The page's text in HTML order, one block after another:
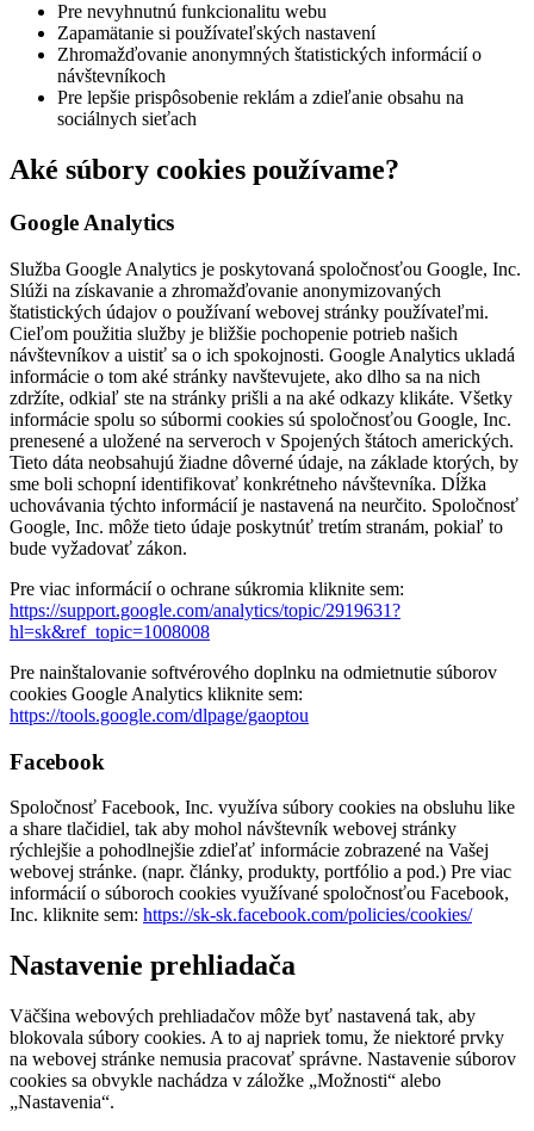
Pre nevyhnutnú funkcionalitu webu
Zapamätanie si používateľských nastavení
Zhromažďovanie anonymných štatistických informácií o
návštevníkoch
Pre lepšie prispôsobenie reklám a zdieľanie obsahu na
sociálnych sieťach
Aké súbory cookies používame?
Google Analytics
Služba Google Analytics je poskytovaná spoločnosťou Google, Inc.
Slúži na získavanie a zhromažďovanie anonymizovaných
štatistických údajov o používaní webovej stránky používateľmi.
Cieľom použitia služby je bližšie pochopenie potrieb našich
návštevníkov a uistiť sa o ich spokojnosti. Google Analytics ukladá
informácie o tom aké stránky navštevujete, ako dlho sa na nich
zdržíte, odkiaľ ste na stránky prišli a na aké odkazy klikáte. Všetky
informácie spolu so súbormi cookies sú spoločnosťou Google, Inc.
prenesené a uložené na serveroch v Spojených štátoch amerických.
Tieto dáta neobsahujú žiadne dôverné údaje, na základe ktorých, by
sme boli schopní identifikovať konkrétneho návštevníka. Dĺžka
uchovávania týchto informácií je nastavená na neurčito. Spoločnosť
Google, Inc. môže tieto údaje poskytnúť tretím stranám, pokiaľ to
bude vyžadovať zákon.
Pre viac informácií o ochrane súkromia kliknite sem:
https://support.google.com/analytics/topic/2919631?
hl=sk&ref_topic=1008008
Pre nainštalovanie softvérového doplnku na odmietnutie súborov
cookies Google Analytics kliknite sem:
https://tools.google.com/dlpage/gaoptou
Facebook
Spoločnosť Facebook, Inc. využíva súbory cookies na obsluhu like
a share tlačidiel, tak aby mohol návštevník webovej stránky
rýchlejšie a pohodlnejšie zdieľať informácie zobrazené na Vašej
webovej stránke. (napr. články, produkty, portfólio a pod.) Pre viac
informácií o súboroch cookies využívané spoločnosťou Facebook,
Inc. kliknite sem: https://sk-sk.facebook.com/policies/cookies/
Nastavenie prehliadača
Väčšina webových prehliadačov môže byť nastavená tak, aby
blokovala súbory cookies. A to aj napriek tomu, že niektoré prvky
na webovej stránke nemusia pracovať správne. Nastavenie súborov
cookies sa obvykle nachádza v záložke „Možnosti“ alebo
„Nastavenia“.